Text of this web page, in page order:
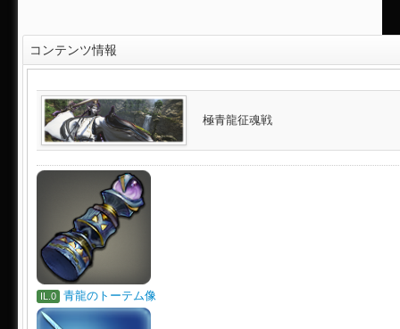
コンテンツ情報
極青龍征魂戦
IL.0 青龍のトーテム像